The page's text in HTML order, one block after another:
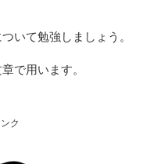
いて勉強しましょう。
で用います。
ク